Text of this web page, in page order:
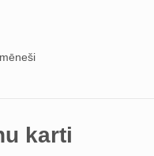
karti